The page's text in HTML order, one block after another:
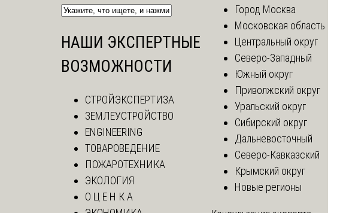
НАШИ ЭКСПЕРТНЫЕ
ВОЗМОЖНОСТИ
СТРОЙЭКСПЕРТИЗА
ЗЕМЛЕУСТРОЙСТВО
ENGINEERING
ТОВАРОВЕДЕНИЕ
ПОЖАРОТЕХНИКА
ЭКОЛОГИЯ
О Ц Е Н К А
Город Москва
Московская область
Центральный округ
Северо-Западный
Южный округ
Приволжский округ
Уральский округ
Сибирский округ
Дальневосточный
Северо-Кавказский
Крымский округ
Новые регионы